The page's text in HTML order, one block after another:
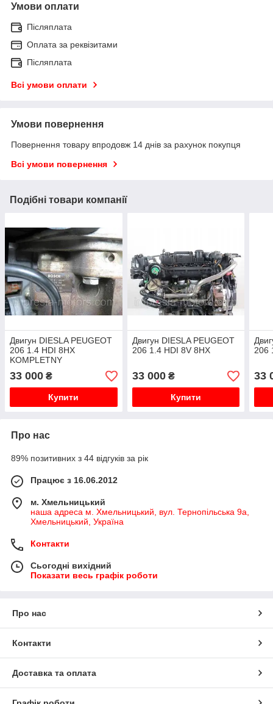
Умови оплати
Післяплата
Оплата за реквізитами
Післяплата
Всі умови оплати
Умови повернення
Повернення товару впродовж 14 днів за рахунок покупця
Всі умови повернення
Подібні товари компанії
Двигун DIESLA PEUGEOT
206 1.4 HDI 8HX
KOMPLETNY
33 000 ₴
Купити
Двигун DIESLA PEUGEOT
206 1.4 HDI 8V 8HX
33 000₴
Купити
206
33
Про нас
89% позитивних з 44 відгуків за рік
Працює з 16.06.2012
м. Хмельницький
наша адреса м. Хмельницький, вул. Тернопільська 9а,
Хмельницький, Україна
Контакти
Сьогодні вихідний
Показати весь графік роботи
Про нас
Контакти
Доставка та оплата